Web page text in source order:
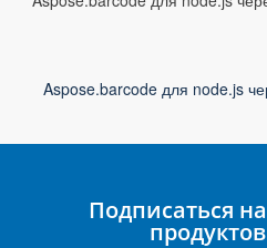
Aspose.barcode для node.js
Подписаться